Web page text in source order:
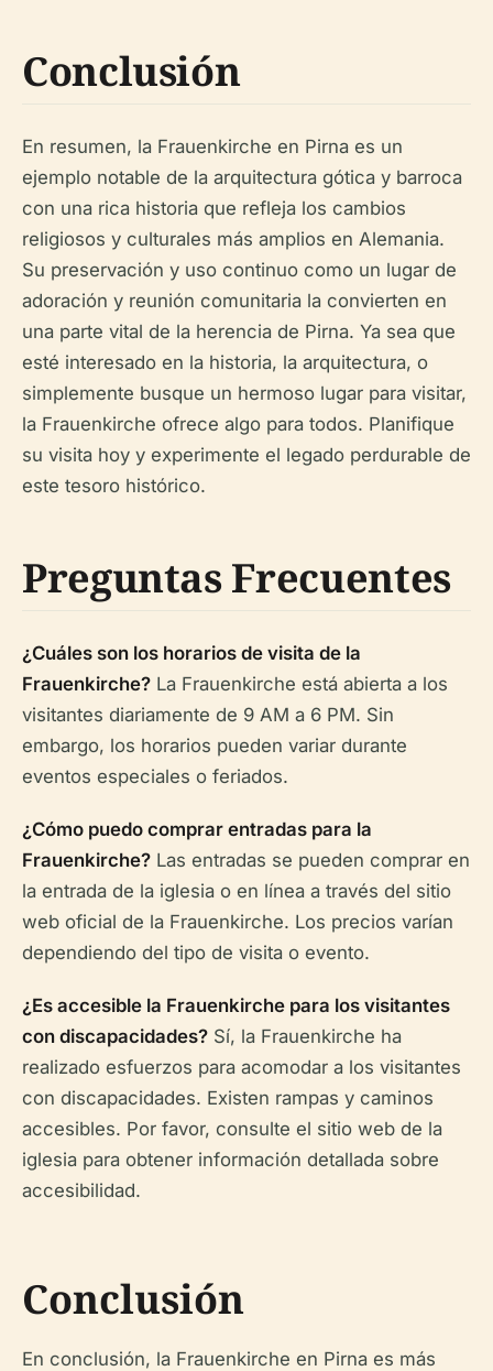
Conclusión
En resumen, la Frauenkirche en Pirna es un
ejemplo notable de la arquitectura gótica y barroca
con una rica historia que refleja los cambios
religiosos y culturales más amplios en Alemania.
Su preservación y uso continuo como un lugar de
adoración y reunión comunitaria la convierten en
una parte vital de la herencia de Pirna. Ya sea que
esté interesado en la historia, la arquitectura, o
simplemente busque un hermoso lugar para visitar,
la Frauenkirche ofrece algo para todos. Planifique
su visita hoy y experimente el legado perdurable de
este tesoro histórico.
Preguntas Frecuentes
¿Cuáles son los horarios de visita de la
Frauenkirche? La Frauenkirche está abierta a los
visitantes diariamente de 9 AM a 6 PM. Sin
embargo, los horarios pueden variar durante
eventos especiales o feriados.
¿Cómo puedo comprar entradas para la
Frauenkirche? Las entradas se pueden comprar en
la entrada de la iglesia o en línea a través del sitio
web oficial de la Frauenkirche. Los precios varían
dependiendo del tipo de visita o evento.
¿Es accesible la Frauenkirche para los visitantes
con discapacidades? Sí, la Frauenkirche ha
realizado esfuerzos para acomodar a los visitantes
con discapacidades. Existen rampas y caminos
accesibles. Por favor, consulte el sitio web de la
iglesia para obtener información detallada sobre
accesibilidad.
Conclusión
En conclusión, la Frauenkirche en Pirna es más